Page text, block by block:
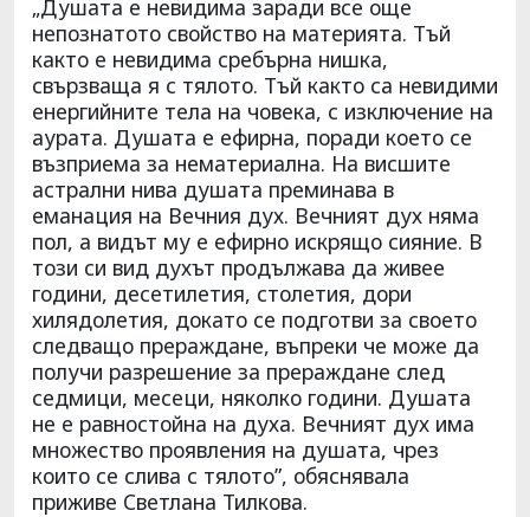
„Душата е невидима заради все още
непознатото свойство на материята. Тъй
както е невидима сребърна нишка,
свързваща я с тялото. Тъй както са невидими
енергийните тела на човека, с изключение на
аурата. Душата е ефирна, поради което се
възприема за нематериална. На висшите
астрални нива душата преминава в
еманация на Вечния дух. Вечният дух няма
пол, а видът му е ефирно искрящо сияние. В
този си вид духът продължава да живее
години, десетилетия, столетия, дори
хилядолетия, докато се подготви за своето
следващо прераждане, въпреки че може да
получи разрешение за прераждане след
седмици, месеци, няколко години. Душата
не е равностойна на духа. Вечният дух има
множество проявления на душата, чрез
които се слива с тялото”, обяснявала
приживе Светлана Тилкова.